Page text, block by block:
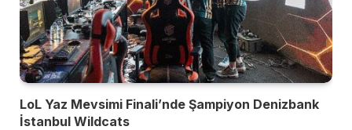
LoL Yaz Mevsimi Finali’nde Şampiyon Denizbank
İstanbul Wildcats